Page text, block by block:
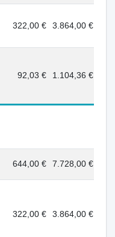
322,00 € 3.864,00 €
92,03 € 1.104,36 €
644,00 € 7.728,00 €
322,00 € 3.864,00 €